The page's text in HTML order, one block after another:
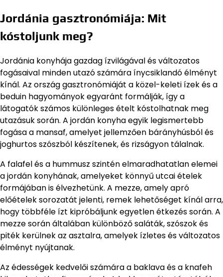
Jordánia gasztronómiája: Mit
kóstoljunk meg?
Jordánia konyhája gazdag ízvilágával és változatos
fogásaival minden utazó számára ínycsiklandó élményt
kínál. Az ország gasztronómiáját a közel-keleti ízek és a
beduin hagyományok egyaránt formálják, így a
látogatók számos különleges ételt kóstolhatnak meg
utazásuk során. A jordán konyha egyik legismertebb
fogása a mansaf, amelyet jellemzően bárányhúsból és
joghurtos szószból készítenek, és rizságyon tálalnak.
A falafel és a hummusz szintén elmaradhatatlan elemei
a jordán konyhának, amelyeket könnyű utcai ételek
formájában is élvezhetünk. A mezze, amely apró
előételek sorozatát jelenti, remek lehetőséget kínál arra,
hogy többféle ízt kipróbáljunk egyetlen étkezés során. A
mezze során általában különböző saláták, szószok és
piték kerülnek az asztalra, amelyek ízletes és változatos
élményt nyújtanak.
Az édességek kedvelői számára a baklava és a knafeh